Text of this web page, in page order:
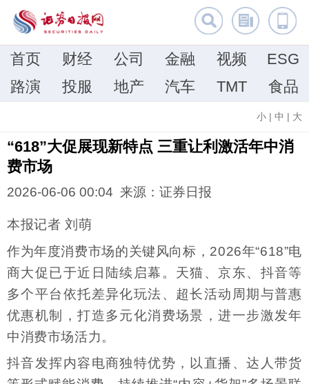
首页 财经 公司 金融 视频
ESG
路演
投服 地产 汽车 TMT 食品
小 | 中 | 大
“618”大促展现新特点 三重让利激活年中消
费市场
2026-06-06 00:04 来源：证券日报
本报记者 刘萌
作为年度消费市场的关键风向标，2026年“618”电
商大促已于近日陆续启幕。天猫、京东、抖音等
多个平台依托差异化玩法、超长活动周期与普惠
优惠机制，打造多元化消费场景，进一步激发年
中消费市场活力。
抖音发挥内容电商独特优势，以直播、达人带货